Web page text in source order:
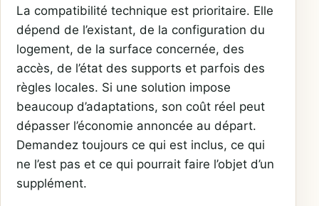
La compatibilité technique est prioritaire. Elle
dépend de l’existant, de la configuration du
logement, de la surface concernée, des
accès, de l’état des supports et parfois des
règles locales. Si une solution impose
beaucoup d’adaptations, son coût réel peut
dépasser l’économie annoncée au départ.
Demandez toujours ce qui est inclus, ce qui
ne l’est pas et ce qui pourrait faire l’objet d’un
supplément.